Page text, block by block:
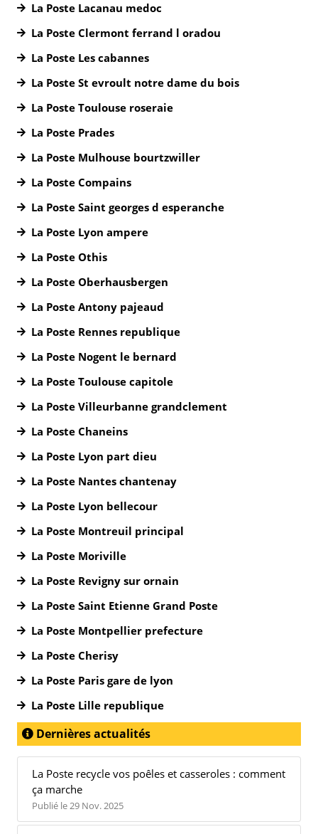
La Poste Lacanau medoc
La Poste Clermont ferrand l oradou
La Poste Les cabannes
La Poste St evroult notre dame du bois
La Poste Toulouse roseraie
La Poste Prades
La Poste Mulhouse bourtzwiller
La Poste Compains
La Poste Saint georges d esperanche
La Poste Lyon ampere
La Poste Othis
La Poste Oberhausbergen
La Poste Antony pajeaud
La Poste Rennes republique
La Poste Nogent le bernard
La Poste Toulouse capitole
La Poste Villeurbanne grandclement
La Poste Chaneins
La Poste Lyon part dieu
La Poste Nantes chantenay
La Poste Lyon bellecour
La Poste Montreuil principal
La Poste Moriville
La Poste Revigny sur ornain
La Poste Saint Etienne Grand Poste
La Poste Montpellier prefecture
La Poste Cherisy
La Poste Paris gare de lyon
La Poste Lille republique
Dernières actualités
La Poste recycle vos poêles et casseroles : comment
ça marche
Publié le 29 Nov. 2025